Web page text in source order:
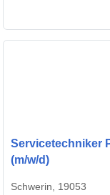
Servicetechniker
(m/w/d)
Schwerin, 19053